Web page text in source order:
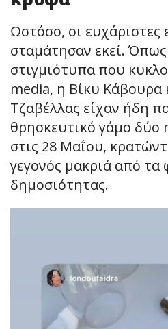
Ωστόσο, οι ευχάριστες
σταμάτησαν εκεί.
στιγμιότυπα που
media, η Βίκυ Κάβουρα
Τζαβέλλας είχαν ήδη
θρησκευτικό γάμο δύο
στις 28 Μαΐου,
γεγονός μακριά από τα
δημοσιότητας.